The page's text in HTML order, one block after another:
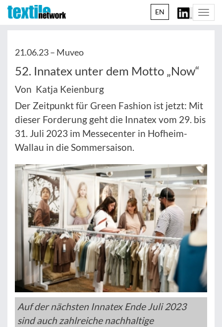
EN
21.06.23 – Muveo
52. Innatex unter dem Motto „Now“
Von Katja Keienburg
Der Zeitpunkt für Green Fashion ist jetzt: Mit
dieser Forderung geht die Innatex vom 29. bis
31. Juli 2023 im Messecenter in Hofheim-
Wallau in die Sommersaison.
Auf der nächsten Innatex Ende Juli 2023
sind auch zahlreiche nachhaltige